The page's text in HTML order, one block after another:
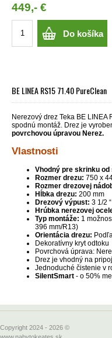
449,- €
Do košíka
BE LINEA RS15 71.40 PureClean
Nerezový drez Teka BE
spodnú montáž. Drez je
povrchovou úpravou Nerez.
Vlastnosti
Vhodný pre skrinku od
Rozmer drezu: 750 x
Rozmer drezovej
Hĺbka drezu: 200 mm
Drezový výpust: 3 1/2
Hrúbka nerezovej
Typ montáže: 1
396 mm/R13)
Orientácia drezu:
Dekoratívny kryt odtoku
Povrchová úprava:
Drez je vhodný na
Jednoduché čistenie v
SilentSmart - o 50%
Copyright 2024 - 2026 ©